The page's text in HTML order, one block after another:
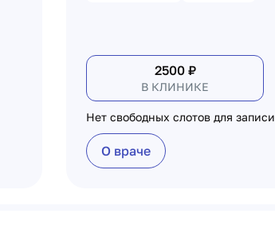
2500₽
В КЛИНИКЕ
Нет свободных слотов для записи
О враче